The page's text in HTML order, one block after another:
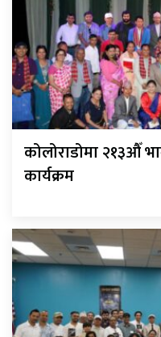
कोलोराडोमा २१३औँ
कार्यक्रम